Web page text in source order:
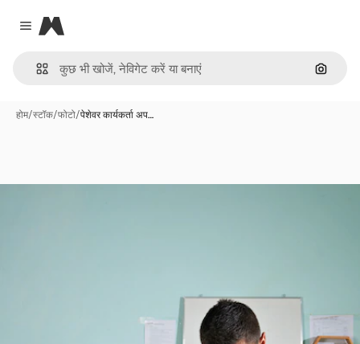
Close menu
Magnific
इमेज से
होम/स्टॉक/फोटो/पेशेवर कार्यकर्ता अप…